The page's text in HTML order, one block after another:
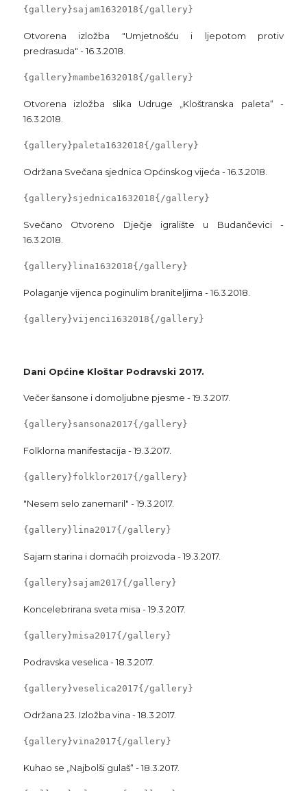
{gallery}sajam1632018{/gallery}
Otvorena izložba "Umjetnošću i ljepotom protiv
predrasuda" - 16.3.2018.
{gallery}mambe1632018{/gallery}
Otvorena izložba slika Udruge „Kloštranska paleta“ -
16.3.2018.
{gallery}paleta1632018{/gallery}
Održana Svečana sjednica Općinskog vijeća - 16.3.2018.
{gallery}sjednica1632018{/gallery}
Svečano Otvoreno Dječje igralište u Budančevici -
16.3.2018.
{gallery}lina1632018{/gallery}
Polaganje vijenca poginulim braniteljima - 16.3.2018.
{gallery}vijenci1632018{/gallery}
Dani Općine Kloštar Podravski 2017.
Večer šansone i domoljubne pjesme - 19.3.2017.
{gallery}sansona2017{/gallery}
Folklorna manifestacija - 19.3.2017.
{gallery}folklor2017{/gallery}
"Nesem selo zanemaril" - 19.3.2017.
{gallery}lina2017{/gallery}
Sajam starina i domaćih proizvoda - 19.3.2017.
{gallery}sajam2017{/gallery}
Koncelebrirana sveta misa - 19.3.2017.
{gallery}misa2017{/gallery}
Podravska veselica - 18.3.2017.
{gallery}veselica2017{/gallery}
Održana 23. Izložba vina - 18.3.2017.
{gallery}vina2017{/gallery}
Kuhao se „Najbolši gulaš“ - 18.3.2017.